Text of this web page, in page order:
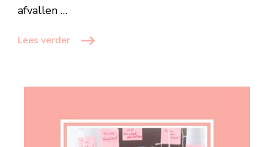
afvallen …
Lees verder